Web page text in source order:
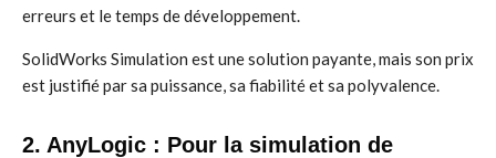
erreurs et le temps de développement.
SolidWorks Simulation est une solution payante, mais son prix
est justifié par sa puissance, sa fiabilité et sa polyvalence.
2. AnyLogic : Pour la simulation de